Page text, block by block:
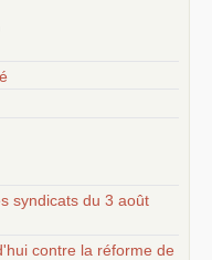
syndicats du 3 août
contre la réforme de